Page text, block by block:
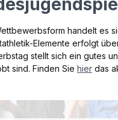
handelt es
Elemente erfolgt
stellt sich ein gutes
sind. Finden Sie hier das